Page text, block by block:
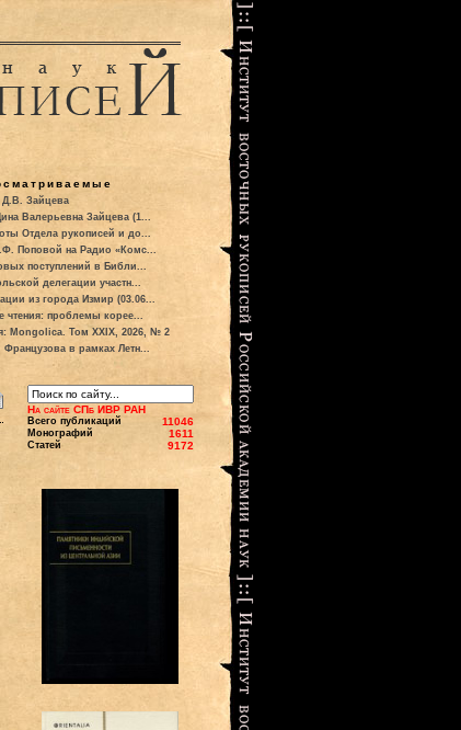
Д.В. Зайцева
Валерьевна Зайцева (1...
Отдела рукописей и до...
Поповой на Радио «Комс...
поступлений в Библи...
делегации участн...
из города Измир (03.06...
чтения: проблемы корее...
Mongolica. Том XXIX, 2026, № 2
в рамках Летн...
На сайте СПб ИВР РАН
Всего публикаций 11046
Монографий 1611
Статей 9172